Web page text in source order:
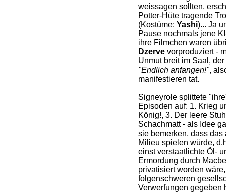
weissagen sollten,
Potter-Hüte tragende
(Kostüme: Yashi)... Ja
Pause nochmals jene
ihre Filmchen waren
Dzervevorproduziert -
Unmut breit im Saal,
"Endlich anfangen!",
manifestieren tat.
Signeyrole splittete
Episoden auf: 1. Krieg
König!, 3. Der leere
Schachmatt - als Idee
sie bemerken, dass
Milieu spielen würde,
einst verstaatlichte Öl-
Ermordung durch
privatisiert worden
folgenschweren
Verwerfungen gegeben